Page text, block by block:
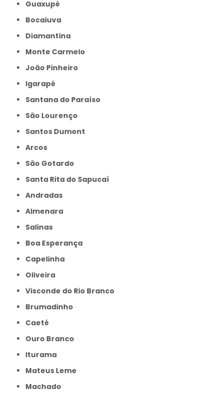
Guaxupé
Bocaiuva
Diamantina
Monte Carmelo
João Pinheiro
Igarapé
Santana do Paraíso
São Lourenço
Santos Dumont
Arcos
São Gotardo
Santa Rita do Sapucaí
Andradas
Almenara
Salinas
Boa Esperança
Capelinha
Oliveira
Visconde do Rio Branco
Brumadinho
Caeté
Ouro Branco
Iturama
Mateus Leme
Machado